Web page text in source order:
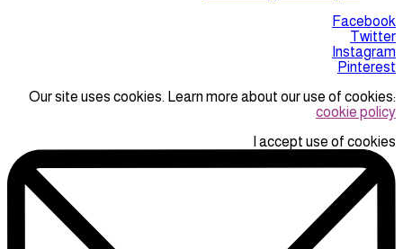
Facebook
Twitter
Instagram
Pinterest
Our site uses cookies. Learn more about our use of cookies:
cookie policy
I accept use of cookies